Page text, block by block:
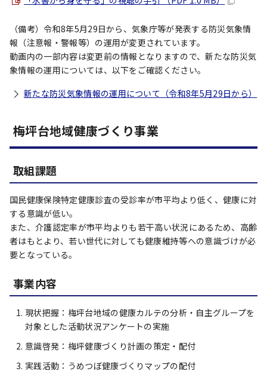
（備考）令和8年5月29日から、気象庁等が発表する防災気象情
報（注意報・警報等）の運用が変更されています。
動画内の一部内容は変更前の情報となりますので、新たな防災気
象情報の運用については、以下をご確認ください。
新たな防災気象情報の運用について（令和8年5月29日から）
梅坪台地域健康づくり事業
取組課題
国民健康保険特定健康診査の受診率が市平均より低く、健康に対
する意識が低い。
また、介護認定率が市平均よりも若干高い状況にあるため、高齢
者はもとより、若い世代に対しても健康維持等への意識づけが必
要となっている。
事業内容
現状把握：梅坪台地域の健康カルテの分析・自主グループを
対象とした活動状況アンケートの実施
意識啓発：梅坪健康づくり計画の策定・配付
実践活動：うめつぼ健康づくりマップの配付